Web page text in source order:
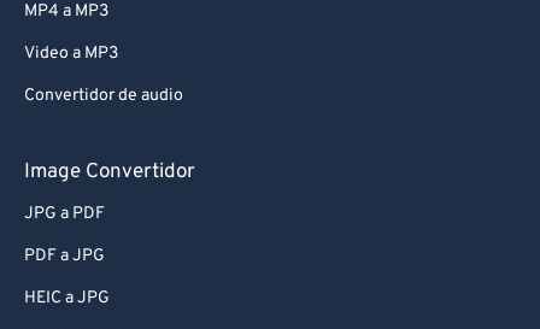
MP4 a MP3
Video a MP3
Convertidor de audio
Image Convertidor
JPG a PDF
PDF a JPG
HEIC a JPG